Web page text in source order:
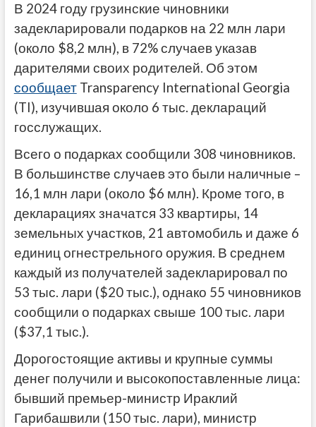
В 2024 году грузинские чиновники
задекларировали подарков на 22 млн лари
(около $8,2 млн), в 72% случаев указав
дарителями своих родителей. Об этом
сообщаетTransparency International Georgia
(TI), изучившая около 6 тыс. деклараций
госслужащих.
Всего о подарках сообщили 308 чиновников.
В большинстве случаев это были наличные –
16,1 млн лари (около $6 млн). Кроме того, в
декларациях значатся 33 квартиры, 14
земельных участков, 21 автомобиль и даже 6
единиц огнестрельного оружия. В среднем
каждый из получателей задекларировал по
53 тыс. лари ($20 тыс.), однако 55 чиновников
сообщили о подарках свыше 100 тыс. лари
($37,1 тыс.).
Дорогостоящие активы и крупные суммы
денег получили и высокопоставленные лица:
бывший премьер-министр Ираклий
Гарибашвили (150 тыс. лари), министр